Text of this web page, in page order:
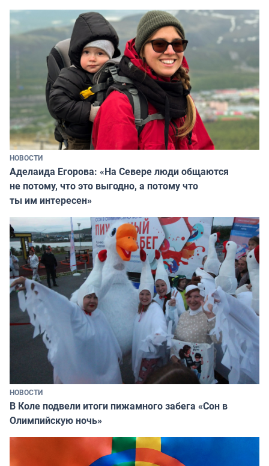
НОВОСТИ
Аделаида Егорова: «На Севере люди общаются
не потому, что это выгодно, а потому что
ты им интересен»
НОВОСТИ
В Коле подвели итоги пижамного забега «Сон в
Олимпийскую ночь»